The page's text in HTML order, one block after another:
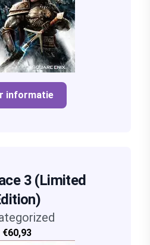
informatie
3 (Limited
€60,93